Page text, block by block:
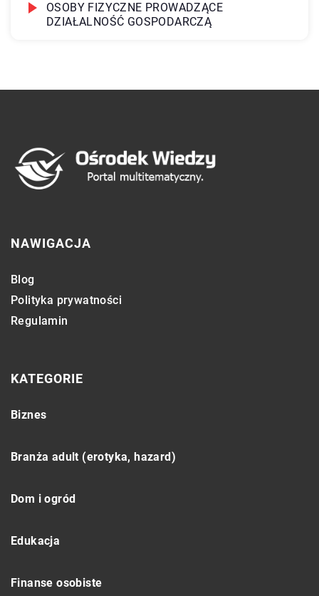
OSOBY FIZYCZNE PROWADZĄCE
DZIAŁALNOŚĆ GOSPODARCZĄ
NAWIGACJA
Blog
Polityka prywatności
Regulamin
KATEGORIE
Biznes
Branża adult (erotyka, hazard)
Dom i ogród
Edukacja
Finanse osobiste